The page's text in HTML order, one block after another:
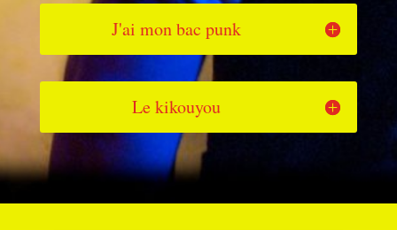
J'ai mon bac punk
Le kikouyou